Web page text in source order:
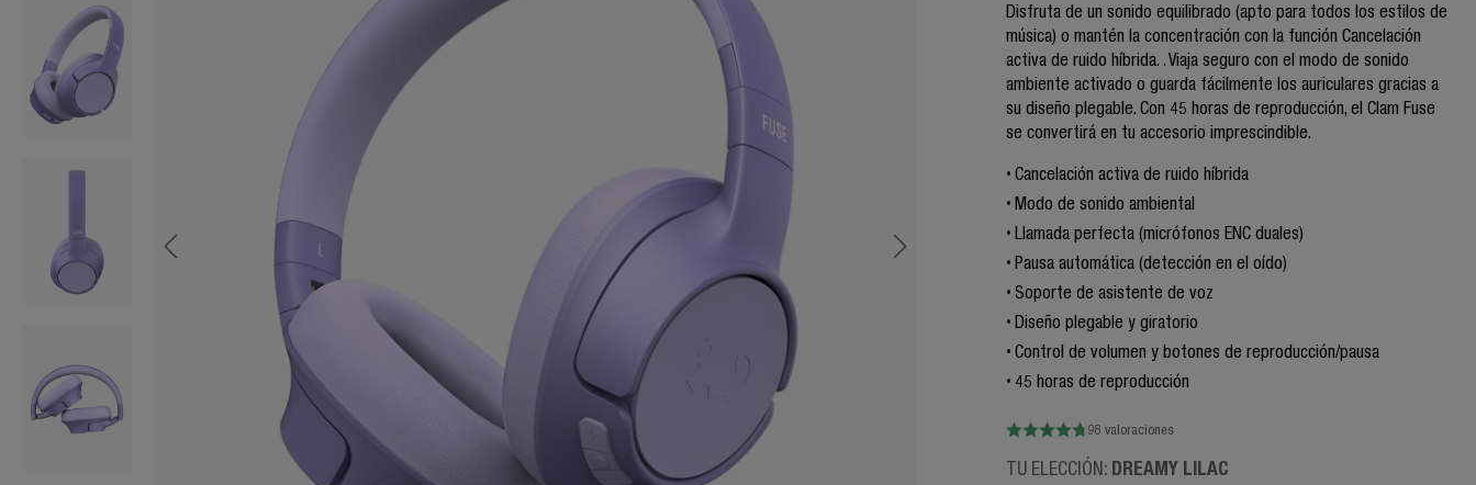
Disfruta de un sonido equilibrado (apto para todos los estilos de
música) o mantén la concentración con la función Cancelación
activa de ruido híbrida. . Viaja seguro con el modo de sonido
ambiente activado o guarda fácilmente los auriculares gracias a
su diseño plegable. Con 45 horas de reproducción, el Clam Fuse
se convertirá en tu accesorio imprescindible.
Cancelación activa de ruido híbrida
Modo de sonido ambiental
Llamada perfecta (micrófonos ENC duales)
Pausa automática (detección en el oído)
Soporte de asistente de voz
Diseño plegable y giratorio
Control de volumen y botones de reproducción/pausa
45 horas de reproducción
98 valoraciones
TU ELECCIÓN: DREAMY LILAC